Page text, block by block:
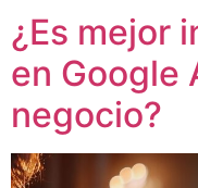
¿Es mejor
en Google
negocio?